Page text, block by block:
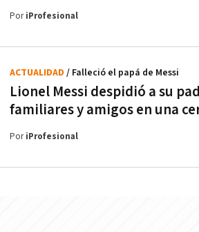
PoriProfesional
Lionel Messi despidió a su
familiares y amigos en una
ACTUALIDAD / Falleció el papá de Messi
PoriProfesional